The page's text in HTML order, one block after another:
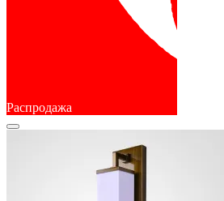
Распродажа